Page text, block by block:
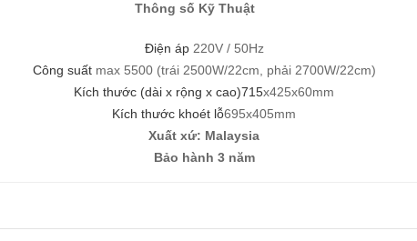
Thông số Kỹ Thuật
Điện áp 220V / 50Hz
Công suất max 5500 (trái 2500W/22cm, phải 2700W/22cm)
Kích thước (dài x rộng x cao)715x425x60mm
Kích thước khoét lỗ695x405mm
Xuất xứ: Malaysia
Bảo hành 3 năm